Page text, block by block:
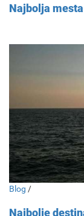
Najbolja
Blog /
Najbolje